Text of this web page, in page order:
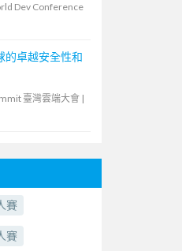
Dev Conference
的卓越安全性和
臺灣雲端大會 |
賽
賽